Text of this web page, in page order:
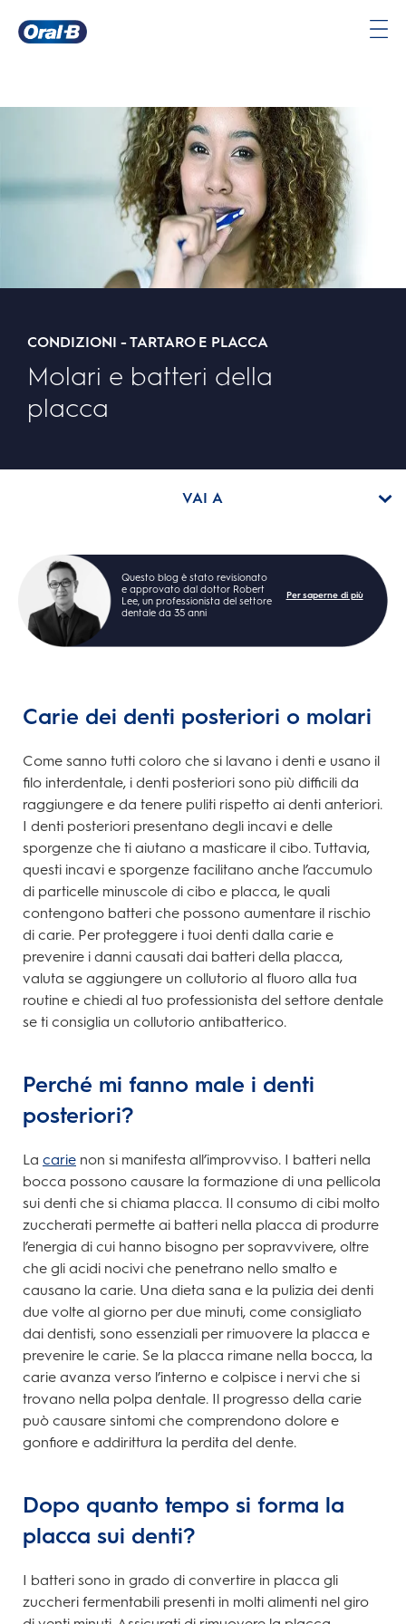
CONDIZIONI - TARTARO E PLACCA
Molari e batteri della
placca
VAI A
Questo blog è stato revisionato
e approvato dal dottor Robert
Lee, un professionista del settore
dentale da 35 anni
Per saperne di più
Carie dei denti posteriori o molari
Come sanno tutti coloro che si lavano i denti e usano il
filo interdentale, i denti posteriori sono più difficili da
raggiungere e da tenere puliti rispetto ai denti anteriori.
I denti posteriori presentano degli incavi e delle
sporgenze che ti aiutano a masticare il cibo. Tuttavia,
questi incavi e sporgenze facilitano anche l’accumulo
di particelle minuscole di cibo e placca, le quali
contengono batteri che possono aumentare il rischio
di carie. Per proteggere i tuoi denti dalla carie e
prevenire i danni causati dai batteri della placca,
valuta se aggiungere un collutorio al fluoro alla tua
routine e chiedi al tuo professionista del settore dentale
se ti consiglia un collutorio antibatterico.
Perché mi fanno male i denti
posteriori?
La carie non si manifesta all’improvviso. I batteri nella
bocca possono causare la formazione di una pellicola
sui denti che si chiama placca. Il consumo di cibi molto
zuccherati permette ai batteri nella placca di produrre
l’energia di cui hanno bisogno per sopravvivere, oltre
che gli acidi nocivi che penetrano nello smalto e
causano la carie. Una dieta sana e la pulizia dei denti
due volte al giorno per due minuti, come consigliato
dai dentisti, sono essenziali per rimuovere la placca e
prevenire le carie. Se la placca rimane nella bocca, la
carie avanza verso l’interno e colpisce i nervi che si
trovano nella polpa dentale. Il progresso della carie
può causare sintomi che comprendono dolore e
gonfiore e addirittura la perdita del dente.
Dopo quanto tempo si forma la
placca sui denti?
I batteri sono in grado di convertire in placca gli
zuccheri fermentabili presenti in molti alimenti nel giro